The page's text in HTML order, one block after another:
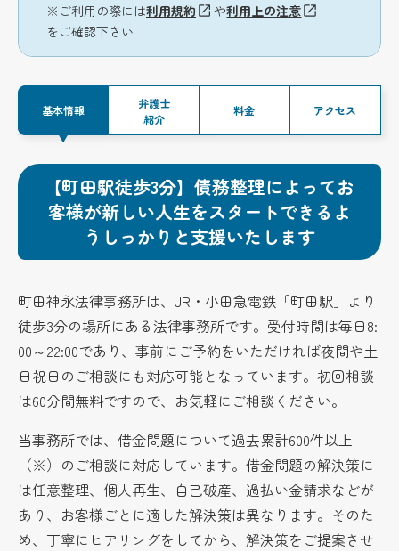
※ご利用の際には利用規約 や利用上の注意
をご確認下さい
基本情報
弁護士
紹介
料金 アクセス
【町田駅徒歩3分】債務整理によってお
客様が新しい人生をスタートできるよ
うしっかりと支援いたします
町田神永法律事務所は、JR・小田急電鉄「町田駅」より
徒歩3分の場所にある法律事務所です。受付時間は毎日8:
00～22:00であり、事前にご予約をいただければ夜間や土
日祝日のご相談にも対応可能となっています。初回相談
は60分間無料ですので、お気軽にご相談ください。
当事務所では、借金問題について過去累計600件以上
（※）のご相談に対応しています。借金問題の解決策に
は任意整理、個人再生、自己破産、過払い金請求などが
あり、お客様ごとに適した解決策は異なります。そのた
め、丁寧にヒアリングをしてから、解決策をご提案させ